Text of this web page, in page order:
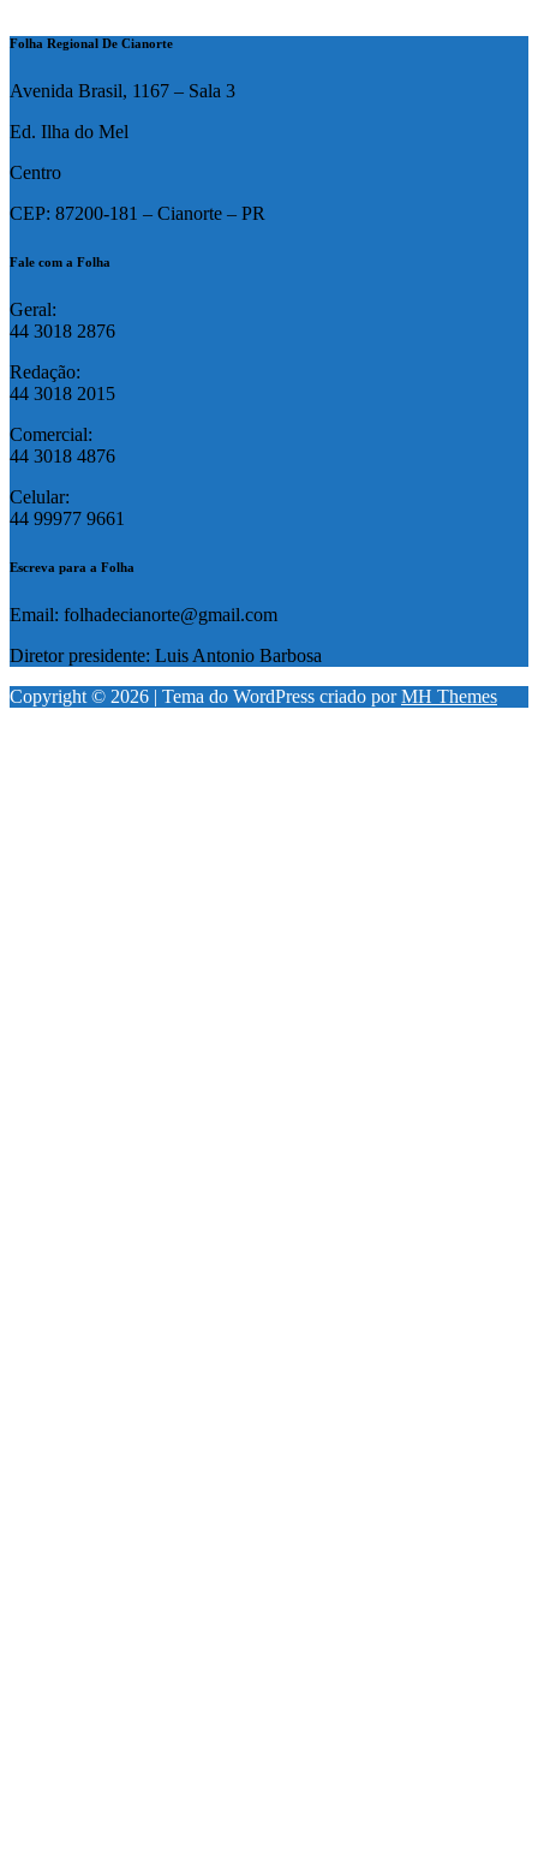
Folha Regional De Cianorte
Avenida Brasil, 1167 – Sala 3
Ed. Ilha do Mel
Centro
CEP: 87200-181 – Cianorte – PR
Fale com a Folha
Geral:
44 3018 2876
Redação:
44 3018 2015
Comercial:
44 3018 4876
Celular:
44 99977 9661
Escreva para a Folha
Email: folhadecianorte@gmail.com
Diretor presidente: Luis Antonio Barbosa
Copyright © 2026 | Tema do WordPress criado porMH Themes